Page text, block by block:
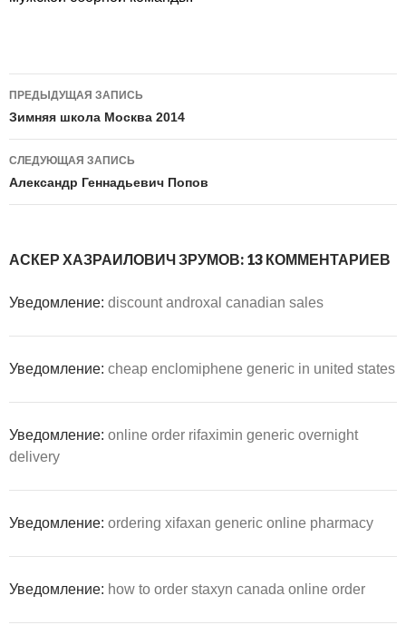
Навигация
по
записям
ПРЕДЫДУЩАЯ ЗАПИСЬ
Зимняя школа Москва 2014
СЛЕДУЮЩАЯ ЗАПИСЬ
Александр Геннадьевич Попов
АСКЕР ХАЗРАИЛОВИЧ ЗРУМОВ: 13 КОММЕНТАРИЕВ
Уведомление: discount androxal canadian sales
Уведомление: cheap enclomiphene generic in united states
Уведомление: online order rifaximin generic overnight
delivery
Уведомление: ordering xifaxan generic online pharmacy
Уведомление: how to order staxyn canada online order